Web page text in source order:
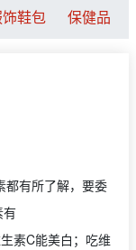
鞋包 保健品
都有所了解，要委
有
素C能美白；吃维